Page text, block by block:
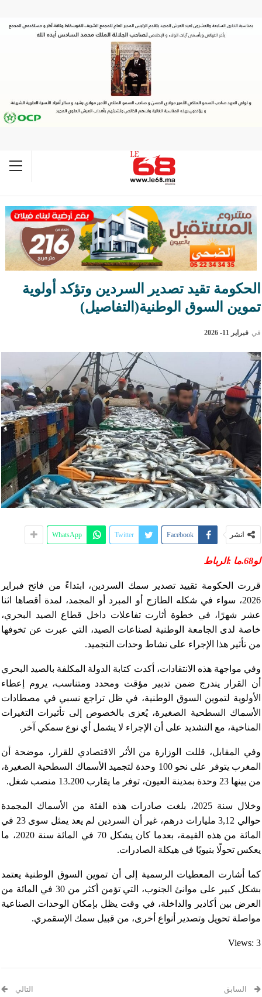
الحكومة تقيد تصدير السردين وتؤكد أولوية
تموين السوق الوطنية(التفاصيل)
في فبراير 11- 2026
انشر Facebook
Twitter
WhatsApp
لو68.ما :الرباط
قررت الحكومة تقييد تصدير سمك السردين، ابتداءً من فاتح فبراير
2026، سواء في شكله الطازج أو المبرد أو المجمد، لمدة أقصاها اثنا
عشر شهرًا، في خطوة أثارت تفاعلات داخل قطاع الصيد البحري،
خاصة لدى الجامعة الوطنية لصناعات الصيد، التي عبرت عن تخوفها
من تأثير هذا الإجراء على نشاط وحدات التجميد.
وفي مواجهة هذه الانتقادات، أكدت كتابة الدولة المكلفة بالصيد البحري
أن القرار يندرج ضمن تدبير مؤقت ومحدد ومتناسب، يروم إعطاء
الأولوية لتموين السوق الوطنية، في ظل تراجع نسبي في مصطادات
الأسماك السطحية الصغيرة، يُعزى بالخصوص إلى تأثيرات التغيرات
المناخية، مع التشديد على أن الإجراء لا يشمل أي نوع سمكي آخر.
وفي المقابل، قللت الوزارة من الأثر الاقتصادي للقرار، موضحة أن
المغرب يتوفر على نحو 100 وحدة لتجميد الأسماك السطحية الصغيرة،
من بينها 23 وحدة بمدينة العيون، توفر ما يقارب 13.200 منصب شغل.
وخلال سنة 2025، بلغت صادرات هذه الفئة من الأسماك المجمدة
حوالي 3,12 مليارات درهم، غير أن السردين لم يعد يمثل سوى 23 في
المائة من هذه القيمة، بعدما كان يشكل 70 في المائة سنة 2020، ما
يعكس تحولًا بنيويًا في هيكلة الصادرات.
كما أشارت المعطيات الرسمية إلى أن تموين السوق الوطنية يعتمد
بشكل كبير على موانئ الجنوب، التي تؤمن أكثر من 30 في المائة من
العرض بين أكادير والداخلة، في وقت يظل بإمكان الوحدات الصناعية
مواصلة تحويل وتصدير أنواع أخرى، من قبيل سمك الإسقمري.
Views: 3
السابق التالي